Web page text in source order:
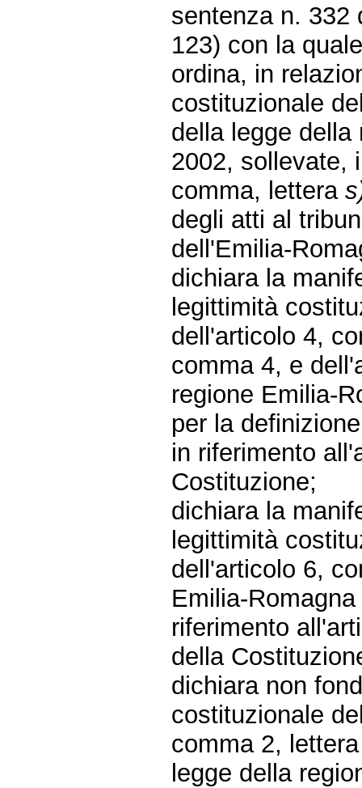
sentenza n. 332
123) con la
ordina, in
costituzionale
della legge della
2002, sollevate,
comma, lettera
degli atti al
dell'Emilia-
dichiara la
legittimità
dell'articolo 4,
comma 4, e
regione Emilia-
per la
in riferimento
Costituzione;
dichiara la
legittimità
dell'articolo 6,
Emilia-
riferimento
della
dichiara non
costituzionale
comma 2,
legge della